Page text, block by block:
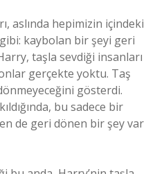
aslında hepimizin içindeki
kaybolan bir şeyi geri
taşla sevdiği insanları
gerçekte yoktu. Taş
gösterdi.
bu sadece bir
de geri dönen bir şey var